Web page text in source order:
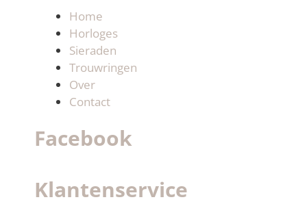
Home
Horloges
Sieraden
Trouwringen
Over
Contact
Facebook
Klantenservice